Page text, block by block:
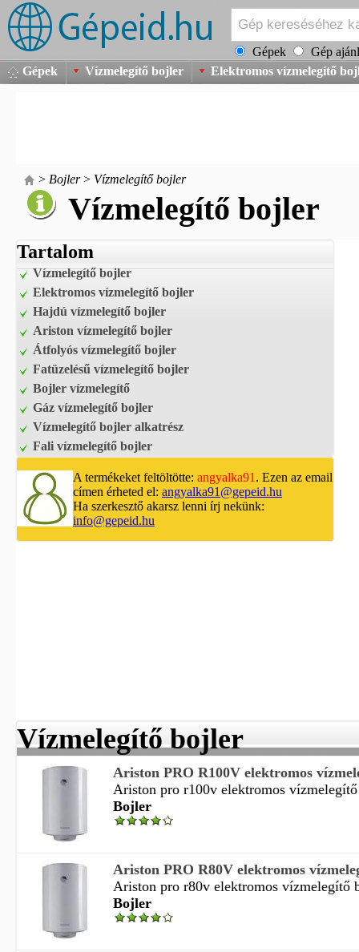
Gépek
Gép
Gépek
Vízmelegítő bojler Elektromos vízmelegítő
> Bojler> Vízmelegítő bojler
Vízmelegítő bojler
Tartalom
Vízmelegítő bojler
Elektromos vízmelegítő bojler
Hajdú vízmelegítő bojler
Ariston vízmelegítő bojler
Átfolyós vízmelegítő bojler
Fatüzelésű vízmelegítő bojler
Bojler vízmelegítő
Gáz vízmelegítő bojler
Vízmelegítő bojler alkatrész
Fali vízmelegítő bojler
A termékeket feltöltötte: angyalka91 . Ezen az email
címen érheted el: angyalka91@gepeid.hu
Ha szerkesztő akarsz lenni írj nekünk:
info@gepeid.hu
Vízmelegítő bojler
Ariston PRO R100V elektromos
Ariston pro r100v elektromos
Bojler
Ariston PRO R80V elektromos
Ariston pro r80v elektromos vízmelegítő
Bojler